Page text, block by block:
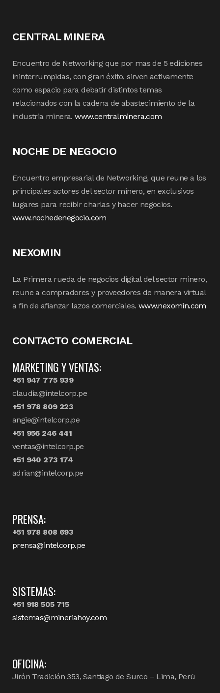
CENTRAL MINERA
Encuentro de Networking que por mas de 5 ediciones
ininterrumpidas, con gran éxito, sirven activamente
como espacio para debatir distintos temas
relacionados con la cadena de abastecimiento de la
industria minera.www.centralminera.com
NOCHE DE NEGOCIO
Encuentro empresarial de Networking, que reune a los
principales actores del sector minero, en exclusivos
lugares para recibir charlas y hacer negocios.
www.nochedenegocio.com
NEXOMIN
La Primera rueda de negocios digital del sector minero,
reune a compradores y proveedores de manera virtual
a fin de afianzar lazos comerciales. www.nexomin.com
CONTACTO COMERCIAL
MARKETING Y VENTAS:
+51 947 775 939
claudia@intelcorp.pe
+51 978 809 223
angie@intelcorp.pe
+51 956 246 441
ventas@intelcorp.pe
+51 940 273 174
adrian@intelcorp.pe
PRENSA:
+51 978 808 693
prensa@intelcorp.pe
SISTEMAS:
+51 918 505 715
sistemas@mineriahoy.com
OFICINA:
Jirón Tradición 353, Santiago de Surco – Lima, Perú